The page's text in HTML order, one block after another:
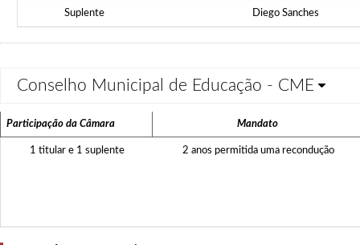
Suplente Diego Sanches
Conselho Municipal de Educação - CME
Participação da Câmara Mandato
1 titular e 1 suplente 2 anos permitida uma recondução